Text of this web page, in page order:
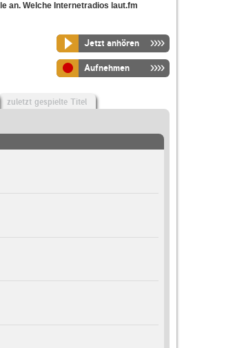
an. Welche Internetradios laut.fm
Jetzt anhören
Aufnehmen
zuletzt gespielte Titel